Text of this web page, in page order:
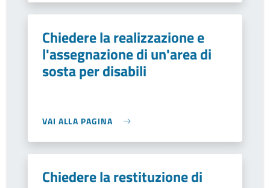
Chiedere la realizzazione e
l'assegnazione di un'area di
sosta per disabili
VAI ALLA PAGINA
Chiedere la restituzione di